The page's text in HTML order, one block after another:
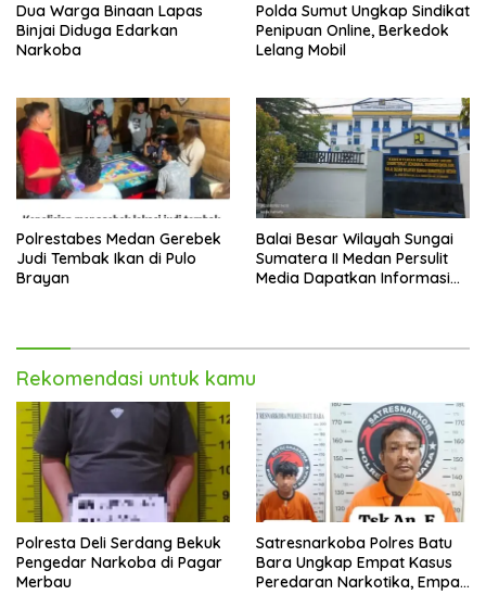
Dua Warga Binaan Lapas
Binjai Diduga Edarkan
Narkoba
Polda Sumut Ungkap Sindikat
Penipuan Online, Berkedok
Lelang Mobil
Polrestabes Medan Gerebek
Judi Tembak Ikan di Pulo
Brayan
Balai Besar Wilayah Sungai
Sumatera II Medan Persulit
Media Dapatkan Informasi
Rekomendasi untuk kamu
Polresta Deli Serdang Bekuk
Pengedar Narkoba di Pagar
Merbau
Satresnarkoba Polres Batu
Bara Ungkap Empat Kasus
Peredaran Narkotika, Empat